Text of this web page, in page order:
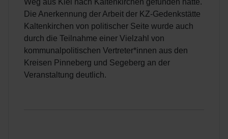
Die Anerkennung der Arbeit der KZ-Gedenkstätte
Kaltenkirchen von politischer Seite wurde auch
durch die Teilnahme einer Vielzahl von
kommunalpolitischen Vertreter*innen aus den
Kreisen Pinneberg und Segeberg an der
Veranstaltung deutlich.